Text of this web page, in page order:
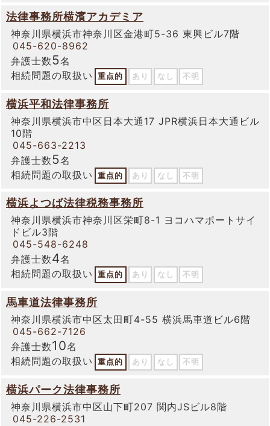
法律事務所横濱アカデミア
神奈川県横浜市神奈川区金港町5-36 東興ビル7階
045-620-8962
弁護士数5名
相続問題の取扱い
重点的 あり なし 不明
横浜平和法律事務所
神奈川県横浜市中区日本大通17 JPR横浜日本大通ビル
10階
045-663-2213
弁護士数5名
相続問題の取扱い
重点的 あり なし 不明
横浜よつば法律税務事務所
神奈川県横浜市神奈川区栄町8-1 ヨコハマポートサイ
ドビル3階
045-548-6248
弁護士数4名
相続問題の取扱い
重点的 あり なし 不明
馬車道法律事務所
神奈川県横浜市中区太田町4-55 横浜馬車道ビル6階
045-662-7126
弁護士数10名
相続問題の取扱い
重点的 あり なし 不明
横浜パーク法律事務所
神奈川県横浜市中区山下町207 関内JSビル8階
045-226-2531